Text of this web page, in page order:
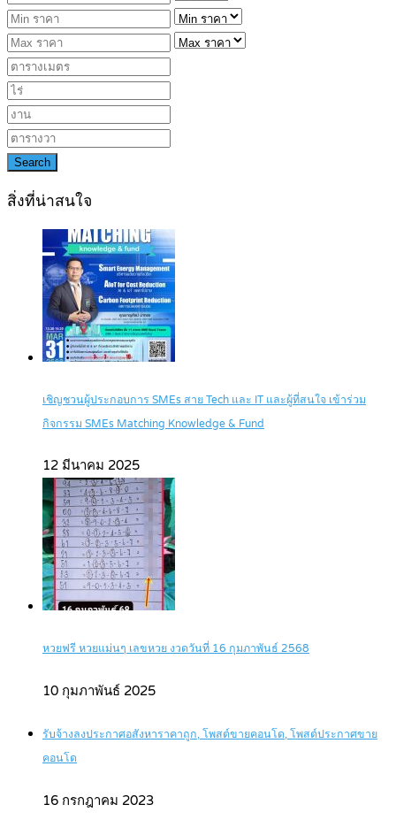
Search
สิ่งที่น่าสนใจ
เชิญชวนผู้ประกอบการ SMEs สาย Tech และ IT และผู้ที่สนใจ เข้าร่วม
กิจกรรม SMEs Matching Knowledge & Fund
12 มีนาคม 2025
หวยฟรี หวยแม่นๆ เลขหวย งวดวันที่ 16 กุมภาพันธ์ 2568
10 กุมภาพันธ์ 2025
รับจ้างลงประกาศอสังหาราคาถูก, โพสต์ขายคอนโด, โพสต์ประกาศขาย
คอนโด
16 กรกฎาคม 2023